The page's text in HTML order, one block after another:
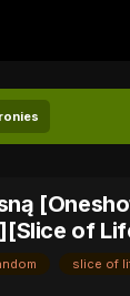
of
slice of